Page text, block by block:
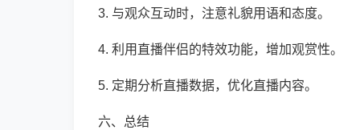
3. 与观众互动时，注意礼貌用语和态度。
4. 利用直播伴侣的特效功能，增加观赏性。
5. 定期分析直播数据，优化直播内容。
六、总结